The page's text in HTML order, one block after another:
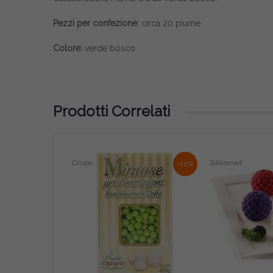
Pezzi per confezione: circa 20 piume
Colore: verde bosco
Prodotti Correlati
-10%
Crispo Silikomart